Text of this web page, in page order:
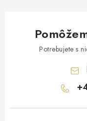
Potrebujete s